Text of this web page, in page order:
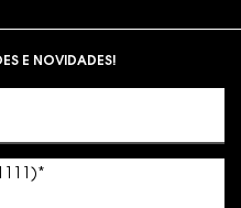
E NOVIDADES!
*